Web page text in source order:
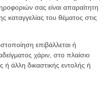
σας είναι απαραίτητη
καταγγελίας του θέματος στις
επιβάλλεται ή
χάριν, στο πλαίσιο
ή άλλη δικαστικής εντολής ή